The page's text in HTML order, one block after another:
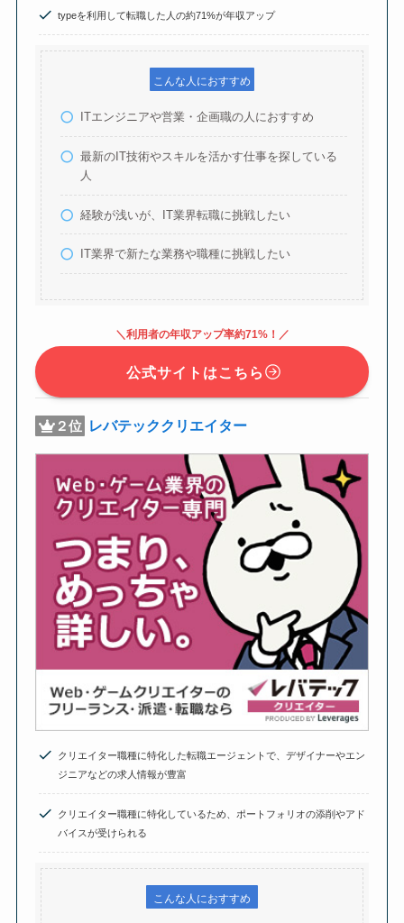
typeを利用して転職した人の約71%が年収アップ
こんな人におすすめ
ITエンジニアや営業・企画職の人におすすめ
最新のIT技術やスキルを活かす仕事を探している
人
経験が浅いが、IT業界転職に挑戦したい
IT業界で新たな業務や職種に挑戦したい
＼利用者の年収アップ率約71%！／
公式サイトはこちら
２位 レバテッククリエイター
クリエイター職種に特化した転職エージェントで、デザイナーやエン
ジニアなどの求人情報が豊富
クリエイター職種に特化しているため、ポートフォリオの添削やアド
バイスが受けられる
こんな人におすすめ